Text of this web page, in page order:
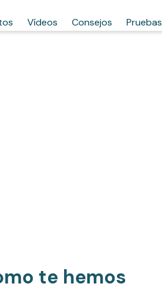
Vídeos Consejos Pruebas
te hemos